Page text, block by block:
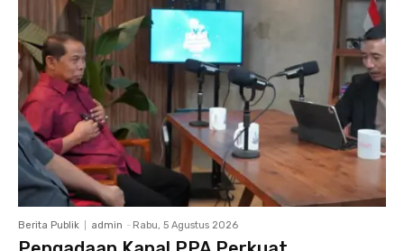
Berita Publik admin - Rabu, 5 Agustus 2026